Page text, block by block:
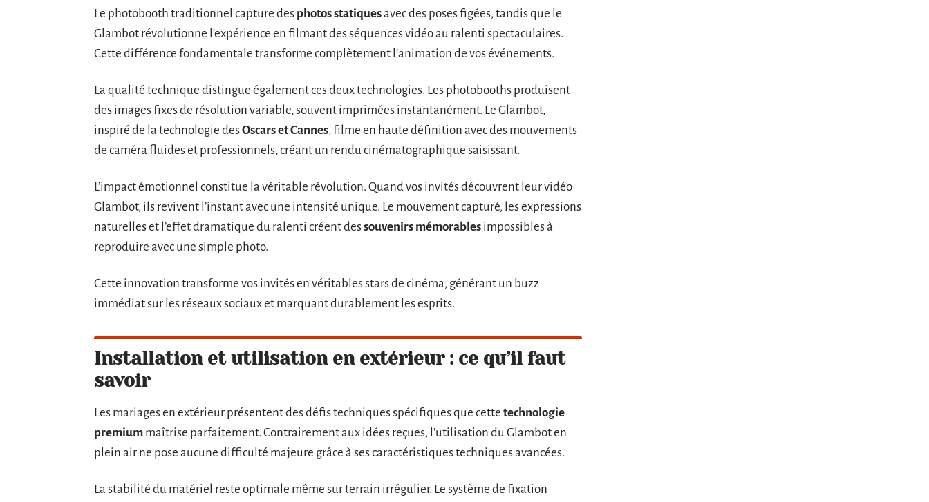
Le photobooth traditionnel capture des photos statiquesavec des poses figées, tandis que le
Glambot révolutionne l’expérience en filmant des séquences vidéo au ralenti spectaculaires.
Cette différence fondamentale transforme complètement l’animation de vos événements.
La qualité technique distingue également ces deux technologies. Les photobooths produisent
des images fixes de résolution variable, souvent imprimées instantanément. Le Glambot,
inspiré de la technologie desOscars et Cannes, filme en haute définition avec des mouvements
de caméra fluides et professionnels, créant un rendu cinématographique saisissant.
L’impact émotionnel constitue la véritable révolution. Quand vos invités découvrent leur vidéo
Glambot, ils revivent l’instant avec une intensité unique. Le mouvement capturé, les expressions
naturelles et l’effet dramatique du ralenti créent dessouvenirs mémorables impossibles à
reproduire avec une simple photo.
Cette innovation transforme vos invités en véritables stars de cinéma, générant un buzz
immédiat sur les réseaux sociaux et marquant durablement les esprits.
Installation et utilisation en extérieur : ce qu’il faut
savoir
Les mariages en extérieur présentent des défis techniques spécifiques que cette technologie
premium maîtrise parfaitement. Contrairement aux idées reçues, l’utilisation du Glambot en
plein air ne pose aucune difficulté majeure grâce à ses caractéristiques techniques avancées.
La stabilité du matériel reste optimale même sur terrain irrégulier. Le système de fixation